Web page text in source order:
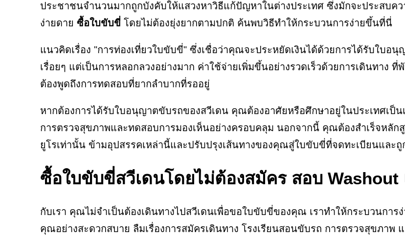
ประชาชนจำนวนมากถูกบังคับให้แสวงหาวิธีแก้ปัญหาในต่างประเทศ ซึ่งมักจะประสบค
ง่ายดาย ซื้อใบขับขี่ โดยไม่ต้องยุ่งยากตามปกติ ค้นพบวิธีทำให้กระบวนการง่ายขึ้นที่นี่
แนวคิดเรื่อง "การท่องเที่ยวใบขับขี่" ซึ่งเชื่อว่าคุณจะประหยัดเงินได้ด้วยการได้รับใบอ
เรื่อยๆ แต่เป็นการหลอกลวงอย่างมาก ค่าใช้จ่ายเพิ่มขึ้นอย่างรวดเร็วด้วยการเดินทาง
ต้องพูดถึงการทดสอบที่ยากลำบากที่รออยู่
หากต้องการได้รับใบอนุญาตขับรถของสวีเดน คุณต้องอาศัยหรือศึกษาอยู่ในประเทศเป็
การตรวจสุขภาพและทดสอบการมองเห็นอย่างครอบคลุม นอกจากนี้ คุณต้องสำเร็จหลัก
ยูโรเท่านั้น ข้ามอุปสรรคเหล่านี้และปรับปรุงเส้นทางของคุณสู่ใบขับขี่ที่จดทะเบียนและ
ซื้อใบขับขี่สวีเดนโดยไม่ต้องสมัคร สอบ Washout
กับเรา คุณไม่จำเป็นต้องเดินทางไปสวีเดนเพื่อขอใบขับขี่ของคุณ เราทำให้กระบวนก
คุณอย่างสะดวกสบาย ลืมเรื่องการสมัครเดินทาง โรงเรียนสอนขับรถ การตรวจสุขภาพ